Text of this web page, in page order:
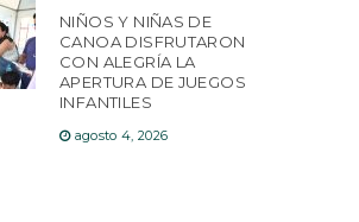
NIÑOS Y NIÑAS DE
CANOA DISFRUTARON
CON ALEGRÍA LA
APERTURA DE JUEGOS
INFANTILES
agosto 4, 2026